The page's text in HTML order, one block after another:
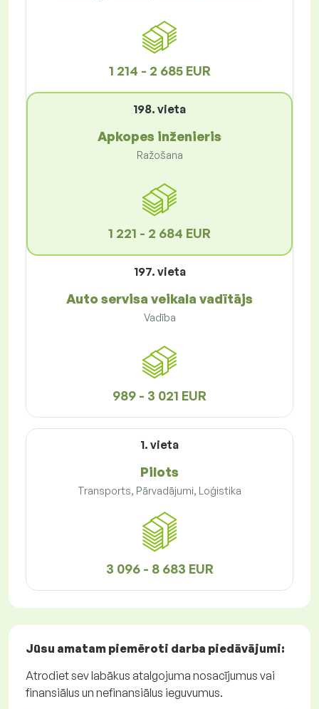
1 214 - 2 685 EUR
198. vieta
Apkopes inženieris
Ražošana
1 221 - 2 684 EUR
197. vieta
Auto servisa veikala vadītājs
Vadība
989 - 3 021 EUR
1. vieta
Pilots
Transports, Pārvadājumi, Loģistika
3 096 - 8 683 EUR
Jūsu amatam piemēroti darba piedāvājumi:
Atrodiet sev labākus atalgojuma nosacījumus vai
finansiālus un nefinansiālus ieguvumus.